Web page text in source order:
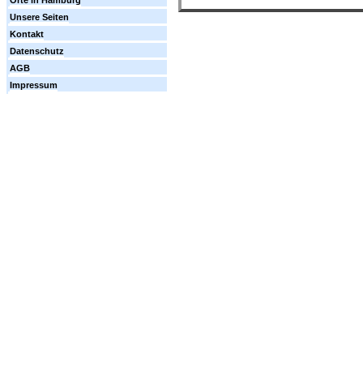
Unsere Seiten
Kontakt
Datenschutz
AGB
Impressum